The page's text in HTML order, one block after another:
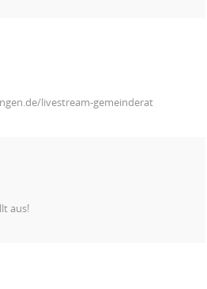
livestream-gemeinderat
aus!